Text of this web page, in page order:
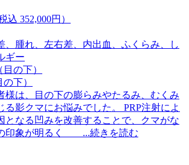
込 352,000円）
、腫れ、左右差、内出血、ふくらみ、し
ギー
下）
様は、目の下の膨らみやたるみ、むくみ
る影クマにお悩みでした。 PRP注射によ
となる凹みを改善することで、クマがな
印象が明るく ...続きを読む